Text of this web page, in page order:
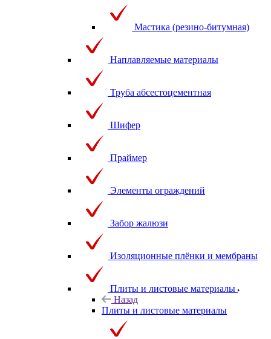
Мастика (резино-битумная)
Наплавляемые материалы
Труба абсестоцементная
Шифер
Праймер
Элементы ограждений
Забор жалюзи
Изоляционные плёнки и мембраны
Плиты и листовые материалы
Назад
Плиты и листовые материалы